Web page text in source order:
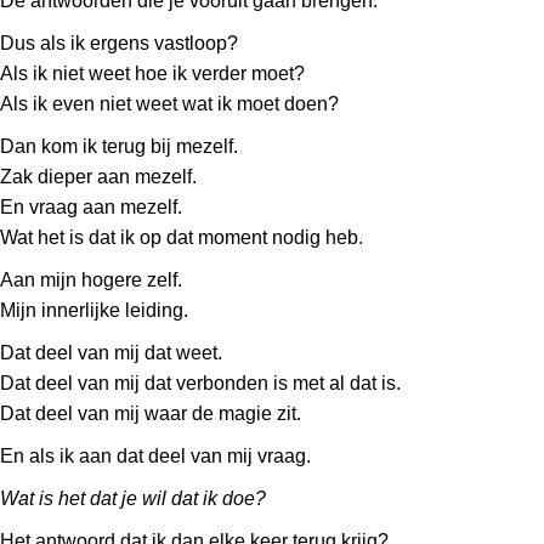
Dus als ik ergens vastloop?
Als ik niet weet hoe ik verder moet?
Als ik even niet weet wat ik moet doen?
Dan kom ik terug bij mezelf.
Zak dieper aan mezelf.
En vraag aan mezelf.
Wat het is dat ik op dat moment nodig heb.
Aan mijn hogere zelf.
Mijn innerlijke leiding.
Dat deel van mij dat weet.
Dat deel van mij dat verbonden is met al dat is.
Dat deel van mij waar de magie zit.
En als ik aan dat deel van mij vraag.
Wat is het dat je wil dat ik doe?